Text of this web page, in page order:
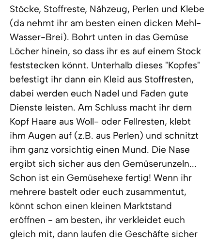
Stöcke, Stoffreste, Nähzeug, Perlen und Klebe
(da nehmt ihr am besten einen dicken Mehl-
Wasser-Brei). Bohrt unten in das Gemüse
Löcher hinein, so dass ihr es auf einem Stock
feststecken könnt. Unterhalb dieses "Kopfes"
befestigt ihr dann ein Kleid aus Stoffresten,
dabei werden euch Nadel und Faden gute
Dienste leisten. Am Schluss macht ihr dem
Kopf Haare aus Woll- oder Fellresten, klebt
ihm Augen auf (z.B. aus Perlen) und schnitzt
ihm ganz vorsichtig einen Mund. Die Nase
ergibt sich sicher aus den Gemüserunzeln...
Schon ist ein Gemüsehexe fertig! Wenn ihr
mehrere bastelt oder euch zusammentut,
könnt schon einen kleinen Marktstand
eröffnen - am besten, ihr verkleidet euch
gleich mit, dann laufen die Geschäfte sicher